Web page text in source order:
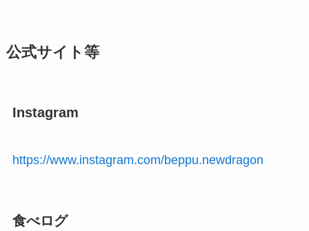
公式サイト等
Instagram
https://www.instagram.com/beppu.newdragon
食べログ